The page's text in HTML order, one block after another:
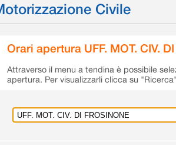
Civile
Orari apertura UFF. MOT. CIV.
Attraverso il menu a tendina è possibile
apertura. Per visualizzarli clicca su